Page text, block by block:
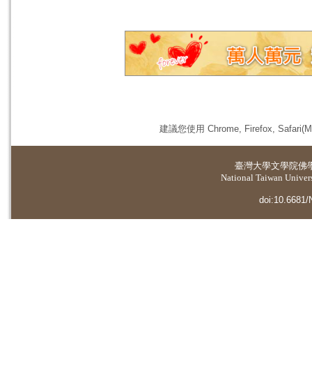
建議您使用 Chrome, Firefox,
臺灣大學文學院佛
National Taiwan
doi:10.6681/